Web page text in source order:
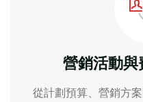
營銷活動與
從計劃預算、營銷方